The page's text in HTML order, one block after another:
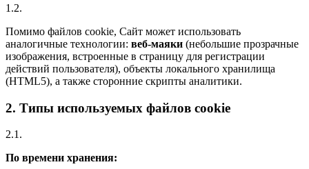
1.2.
Помимо файлов cookie, Сайт может использовать
аналогичные технологии: веб-маяки (небольшие прозрачные
изображения, встроенные в страницу для регистрации
действий пользователя), объекты локального хранилища
(HTML5), а также сторонние скрипты аналитики.
2. Типы используемых файлов cookie
2.1.
По времени хранения: